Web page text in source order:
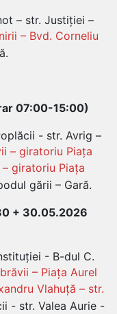
– str. Justiției –
– Bvd. Corneliu
07:00-15:00)
- str. Avrig –
– giratoriu Piața
giratoriu Piața
gării – Gară.
+ 30.05.2026
- B-dul C.
– Piața Aurel
Vlahuță – str.
- str. Valea Aurie -